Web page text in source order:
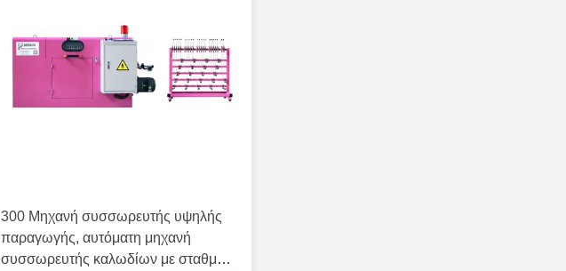
300 Μηχανή συσσωρευτής υψηλής
παραγωγής, αυτόματη μηχανή
συσσωρευτής καλωδίων με σταθμό